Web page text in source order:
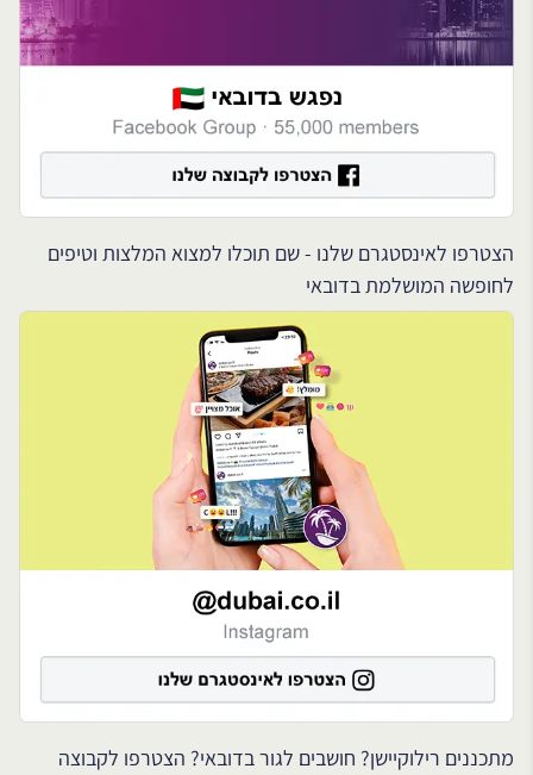
הצטרפו לאינסטגרם שלנו - שם תוכלו למצוא המלצות וטיפים
לחופשה המושלמת בדובאי
מתכננים רילוקיישן? חושבים לגור בדובאי? הצטרפו לקבוצה